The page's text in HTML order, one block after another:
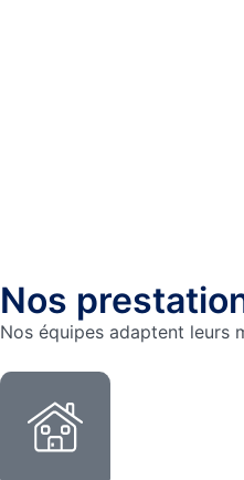
Nos
Nos équipes adaptent leurs